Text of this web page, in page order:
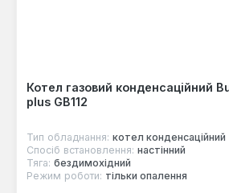
Котел газовий конденсаційний
plus GB112
Тип обладнання: котел конденсаційний
Спосіб встановлення: настінний
Тяга: бездимохідний
Режим роботи: тільки опалення